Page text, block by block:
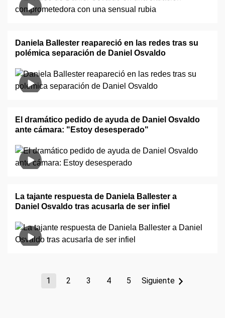
Daniela Ballester reapareció en las redes tras su
polémica separación de Daniel Osvaldo
El dramático pedido de ayuda de Daniel Osvaldo
ante cámara: "Estoy desesperado"
La tajante respuesta de Daniela Ballester a
Daniel Osvaldo tras acusarla de ser infiel
1 2 3 4 5 Siguiente